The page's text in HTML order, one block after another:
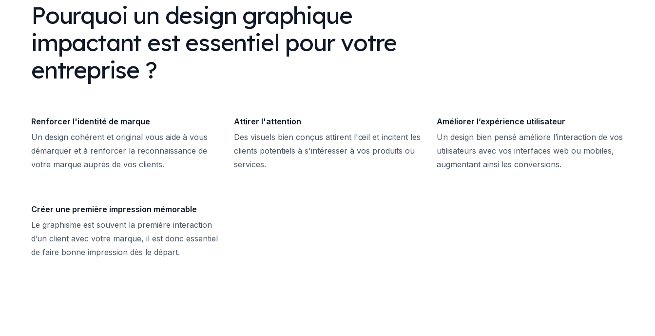
Pourquoi un design graphique
impactant est essentiel pour votre
entreprise ?
Renforcer l'identité de marque
Un design cohérent et original vous aide à vous
démarquer et à renforcer la reconnaissance de
votre marque auprès de vos clients.
Attirer l'attention
Des visuels bien conçus attirent l'œil et incitent les
clients potentiels à s'intéresser à vos produits ou
services.
Améliorer l’expérience utilisateur
Un design bien pensé améliore l’interaction de vos
utilisateurs avec vos interfaces web ou mobiles,
augmentant ainsi les conversions.
Créer une première impression mémorable
Le graphisme est souvent la première interaction
d’un client avec votre marque, il est donc essentiel
de faire bonne impression dès le départ.